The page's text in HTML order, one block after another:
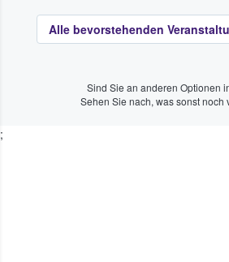
Alle bevorstehenden
Sind Sie an anderen Optionen
Sehen Sie nach, was sonst noch
;